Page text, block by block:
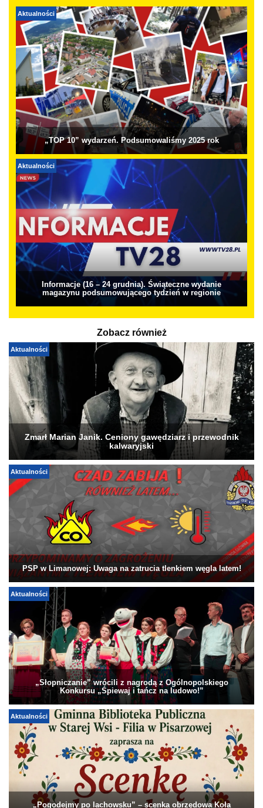
Aktualności
„TOP 10” wydarzeń. Podsumowaliśmy 2025 rok
Aktualności
Informacje (16 – 24 grudnia). Świąteczne wydanie
magazynu podsumowującego tydzień w regionie
Zobacz również
Aktualności
Zmarł Marian Janik. Ceniony gawędziarz i przewodnik
kalwaryjski
Aktualności
PSP w Limanowej: Uwaga na zatrucia tlenkiem węgla latem!
Aktualności
„Słopniczanie” wrócili z nagrodą z Ogólnopolskiego
Konkursu „Śpiewaj i tańcz na ludowo!”
Aktualności
„Pogodejmy po lachowsku” – scenka obrzędowa Koła